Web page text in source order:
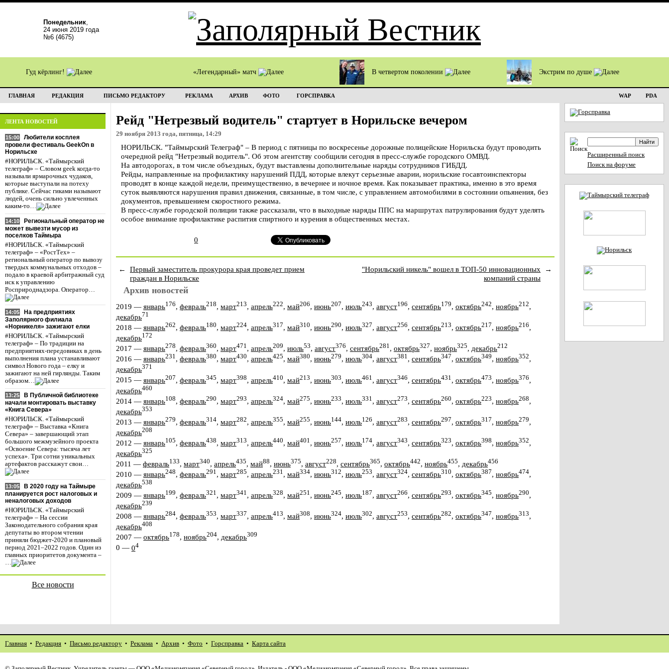
Понедельник,
24 июня 2019 года
№6 (4675)
Гуд кёрлинг! «Легендарный» матч В четвертом поколении Экстрим по душе
ГЛАВНАЯ РЕДАКЦИЯ ПИСЬМО РЕДАКТОРУ РЕКЛАМА АРХИВ ФОТО ГОРСПРАВКА WAP PDA
ЛЕНТА НОВОСТЕЙ
15:00
Любители косплея
провели фестиваль GeekOn в
Норильске
#НОРИЛЬСК. «Таймырский
телеграф» – Словом geek когда-то
называли ярмарочных чудаков,
которые выступали на потеху
публике. Сейчас гиками называют
людей, очень сильно увлеченных
каким-то…
14:10
Региональный оператор не
может вывезти мусор из
поселков Таймыра
#НОРИЛЬСК. «Таймырский
телеграф» – «РостТех» –
региональный оператор по вывозу
твердых коммунальных отходов –
подало в краевой арбитражный суд
иск к управлению
Росприроднадзора. Оператор…
14:05
На предприятиях
Заполярного филиала
«Норникеля» зажигают елки
#НОРИЛЬСК. «Таймырский
телеграф» – По традиции на
предприятиях-передовиках в день
выполнения плана устанавливают
символ Нового года – елку и
зажигают на ней гирлянды. Таким
образом…
13:25
В Публичной библиотеке
начали монтировать выставку
«Книга Севера»
#НОРИЛЬСК. «Таймырский
телеграф» – Выставка «Книга
Севера» – завершающий этап
большого межмузейного проекта
«Освоение Севера: тысяча лет
успеха». Три сотни уникальных
артефактов расскажут свои…
13:05
В 2020 году на Таймыре
планируется рост налоговых и
неналоговых доходов
#НОРИЛЬСК. «Таймырский
телеграф» – На сессии
Законодательного собрания края
депутаты во втором чтении
приняли бюджет-2020 и плановый
период 2021–2022 годов. Один из
главных приоритетов документа –
…
Все новости
Рейд "Нетрезвый водитель" стартует в Норильске вечером
29 ноября 2013 года, пятница, 14:29
НОРИЛЬСК. "Таймырский Телеграф" – В период с пятницы по воскресенье дорожные полицейские Норильска будут проводить
очередной рейд "Нетрезвый водитель". Об этом агентству сообщили сегодня в пресс-службе городского ОМВД.
На автодорогах, в том числе объездных, будут выставлены дополнительные наряды сотрудников ГИБДД.
Рейды, направленные на профилактику нарушений ПДД, которые влекут серьезные аварии, норильские госавтоинспекторы
проводят в конце каждой недели, преимущественно, в вечернее и ночное время. Как показывает практика, именно в это время
суток выявляются нарушения правил движения, связанные, в том числе, с управлением автомобилями в состоянии опьянения, без
документов, превышением скоростного режима.
В пресс-службе городской полиции также рассказали, что в выходные наряды ППС на маршрутах патрулирования будут уделять
особое внимание профилактике распития спиртного и курения в общественных местах.
0
←
Первый заместитель прокурора края проведет прием
граждан в Норильске
"Норильский никель" вошел в ТОП-50 инновационных
компаний страны
→
Архив новостей
2019 — январь176, февраль218, март213, апрель222, май206, июнь207, июль243, август196, сентябрь179, октябрь242, ноябрь212,
декабрь71
2018 — январь262, февраль180, март224, апрель317, май310, июнь290, июль327, август256, сентябрь213, октябрь217, ноябрь216,
декабрь172
2017 — январь278, февраль360, март471, апрель209, июль53, август376, сентябрь281, октябрь327, ноябрь325, декабрь212
2016 — январь231, февраль380, март430, апрель425, май380, июнь279, июль304, август381, сентябрь347, октябрь349, ноябрь352,
декабрь371
2015 — январь207, февраль345, март398, апрель410, май213, июнь303, июль461 , август346, сентябрь431 , октябрь473, ноябрь376,
декабрь460
2014 — январь108, февраль290, март293, апрель324, май275, июнь233, июль331 , август273, сентябрь260, октябрь223, ноябрь268,
декабрь353
2013 — январь279, февраль314, март282, апрель355, май255, июнь144, июль126, август283, сентябрь297, октябрь317, ноябрь279,
декабрь208
2012 — январь105, февраль438, март313, апрель440, май401, июнь257, июль174, август343, сентябрь323, октябрь398, ноябрь352,
декабрь325
2011 — февраль133, март340, апрель435, май88, июнь375, август228, сентябрь365, октябрь442, ноябрь455, декабрь456
2010 — январь248, февраль291, март285, апрель231, май334, июнь312, июль253, август324, сентябрь310, октябрь387, ноябрь474,
декабрь538
2009 — январь199, февраль321, март341, апрель328, май251, июнь245, июль187, август266, сентябрь293, октябрь345, ноябрь290,
декабрь239
2008 — январь284, февраль353, март337, апрель413, май308, июнь324, июль302, август253, сентябрь282, октябрь347, ноябрь313,
декабрь408
2007 — октябрь178, ноябрь204, декабрь309
0 — 04
Расширенный поиск
Поиск на форуме
Главная • Редакция • Письмо редактору • Реклама • Архив • Фото • Горсправка • Карта сайта